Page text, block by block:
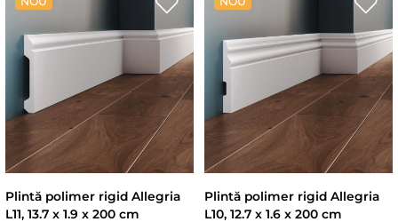
Plintă polimer rigid Allegria
L11, 13.7 x 1.9 x 200 cm
Plintă polimer rigid Allegria
L10, 12.7 x 1.6 x 200 cm